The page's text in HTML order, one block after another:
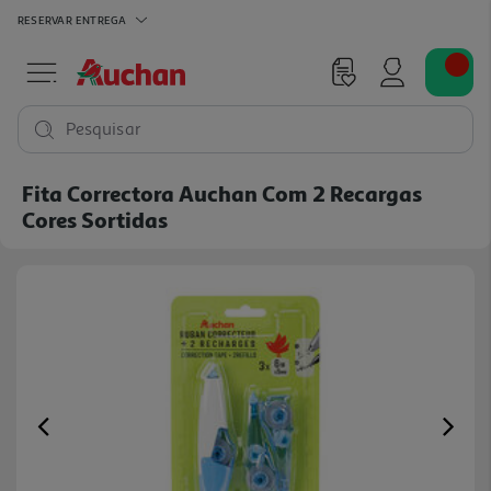
RESERVAR ENTREGA
Pesquisar
Fita Correctora Auchan Com 2 Recargas
Cores Sortidas
Previous